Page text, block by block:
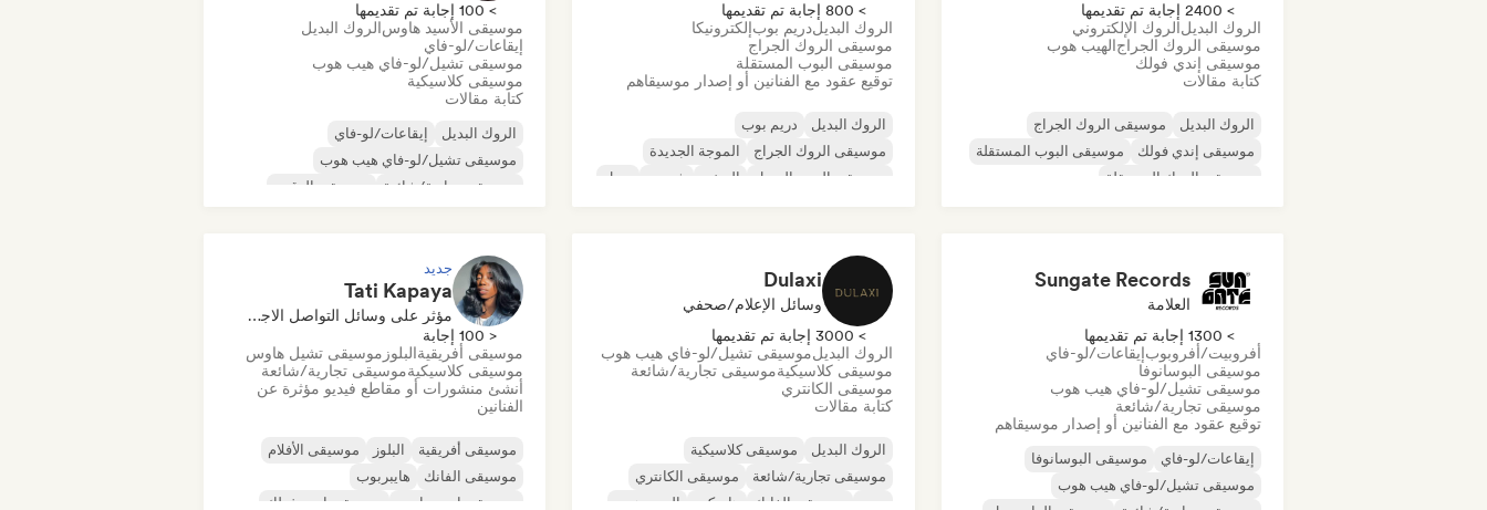
> 2400 إجابة تم تقديمها
الروك البديلالروك الإلكتروني
موسيقى الروك الجراجالهيب هوب
موسيقى إندي فولك
كتابة مقالات
الروك البديل
موسيقى الروك الجراج
موسيقى إندي فولك
موسيقى البوب المستقلة
موسيقى الروك المستقلة
> 800 إجابة تم تقديمها
الروك البديلدريم بوبإلكترونيكا
موسيقى الروك الجراج
موسيقى البوب المستقلة
توقيع عقود مع الفنانين أو إصدار موسيقاهم
الروك البديل
دريم بوب
موسيقى الروك الجراج
الموجة الجديدة
موسيقى البوب السول
الريغي شوجيز سول
> 100 إجابة تم تقديمها
موسيقى الأسيد هاوسالروك البديل
إيقاعات/لو-فاي
موسيقى تشيل/لو-فاي هيب هوب
موسيقى كلاسيكية
كتابة مقالات
الروك البديل
إيقاعات/لو-فاي
موسيقى تشيل/لو-فاي هيب هوب
موسيقى تجارية/شائعة
موسيقى الرقص
Sungate Records
العلامة
> 1300 إجابة تم تقديمها
أفروبيت/أفروبوبإيقاعات/لو-فاي
موسيقى البوسانوفا
موسيقى تشيل/لو-فاي هيب هوب
موسيقى تجارية/شائعة
توقيع عقود مع الفنانين أو إصدار موسيقاهم
إيقاعات/لو-فاي
موسيقى البوسانوفا
موسيقى تشيل/لو-فاي هيب هوب
Dulaxi
وسائل الإعلام/صحفي
> 3000 إجابة تم تقديمها
الروك البديلموسيقى تشيل/لو-فاي هيب هوب
موسيقى كلاسيكيةموسيقى تجارية/شائعة
موسيقى الكانتري
كتابة مقالات
الروك البديل
موسيقى كلاسيكية
موسيقى تجارية/شائعة
موسيقى الكانتري
موسيقى الفانك هاردكور الهيب هوب
جديد
Tati Kapaya
مؤثر على وسائل التواصل الاجتماعي
< 100 إجابة
موسيقى أفريقيةالبلوز موسيقى تشيل هاوس
موسيقى كلاسيكيةموسيقى تجارية/شائعة
أنشئ منشورات أو مقاطع فيديو مؤثرة عن
الفنانين
موسيقى أفريقية البلوز
موسيقى الأفلام
موسيقى الفانك
هايبربوب
موسيقى إندي دانس
موسيقى إندي فولك